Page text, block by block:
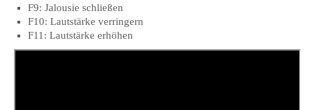
F9: Jalousie schließen
F10: Lautstärke verringern
F11: Lautstärke erhöhen